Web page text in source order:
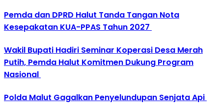
Pemda dan DPRD Halut Tanda Tangan Nota
Kesepakatan KUA-PPAS Tahun 2027
Wakil Bupati Hadiri Seminar Koperasi Desa Merah
Putih, Pemda Halut Komitmen Dukung Program
Nasional
Polda Malut Gagalkan Penyelundupan Senjata Api